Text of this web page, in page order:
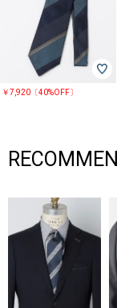
￥7,920〔40%OFF〕